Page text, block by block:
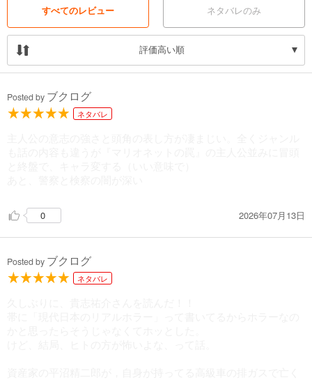
すべてのレビュー ネタバレのみ
評価高い順
Posted by ブクログ
ネタバレ
0 2026年07月13日
Posted by ブクログ
ネタバレ